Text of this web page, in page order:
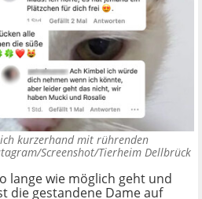
kurzerhand mit rührenden
Screenshot/Tierheim Dellbrück
lange wie möglich geht und
die gestandene Dame auf